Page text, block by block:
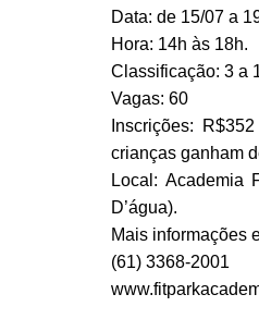
Data: de 15/07 a
Hora: 14h às 18h.
Classificação: 3 a
Vagas: 60
Inscrições:
crianças ganham
Local: Academia
D’água).
Mais informações
(61) 3368-2001